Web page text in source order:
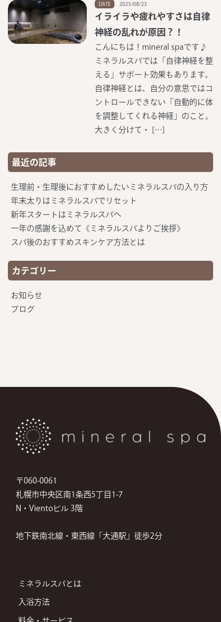
DATE 2025/08/23
イライラや疲れやすさは自律
神経の乱れが原因？！
こんにちは！mineral spaです♪
ミネラルスパでは「自律神経を整
える」サポート効果もあります。
自律神経とは、自分の意思ではコ
ントロールできない「自動的に体
を調整してくれる神経」のこと。
大きく分けて・ […]
最近の記事
生理前・生理後におすすめしたいミネラルスパの入り方
年末太りはミネラルスパでリセット
新年スタートはミネラルスパへ
一年の感謝を込めて《ミネラルスパよりご挨拶》
スパ後のおすすめスキンケア方法とは
カテゴリー
お知らせ
ブログ
〒060-0061
札幌市中央区南1条西5丁目1-7
N・Vientoビル 3階
地下鉄南北線・東西線「大通駅」徒歩2分
ミネラルスパとは
入浴方法